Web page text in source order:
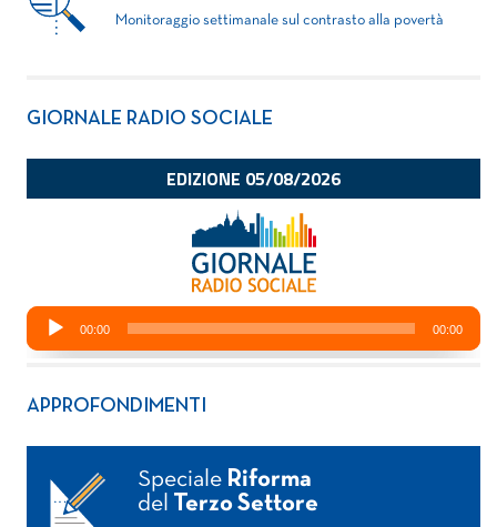
Monitoraggio settimanale sul contrasto alla povertà
GIORNALE RADIO SOCIALE
APPROFONDIMENTI
Speciale Riforma
del
Terzo Settore